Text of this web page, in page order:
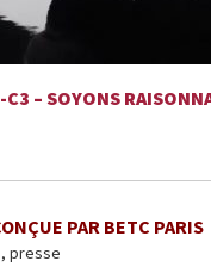
– SOYONS
PAR BETC PARIS
presse